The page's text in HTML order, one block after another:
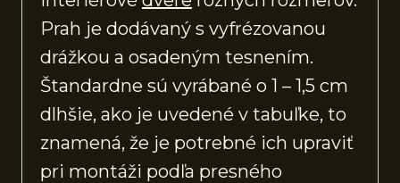
Prah je dodávaný s vyfrézovanou
drážkou a osadeným tesnením.
Štandardne sú vyrábané o 1 – 1,5 cm
dlhšie, ako je uvedené v tabuľke, to
znamená, že je potrebné ich upraviť
pri montáži podľa presného